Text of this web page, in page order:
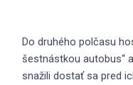
Do druhého polčasu
šestnástkou autobus“
snažili dostať sa pred